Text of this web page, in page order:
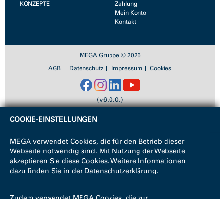
KONZEPTE
Zahlung
Mein Konto
Kontakt
MEGA Gruppe © 2026
AGB
Datenschutz Impressum Cookies
(v6.0.0.)
COOKIE-EINSTELLUNGEN
MEGA verwendet Cookies, die für den Betrieb dieser
Webseite notwendig sind. Mit Nutzung der Webseite
akzeptieren Sie diese Cookies. Weitere Informationen
dazu finden Sie in der Datenschutzerklärung.